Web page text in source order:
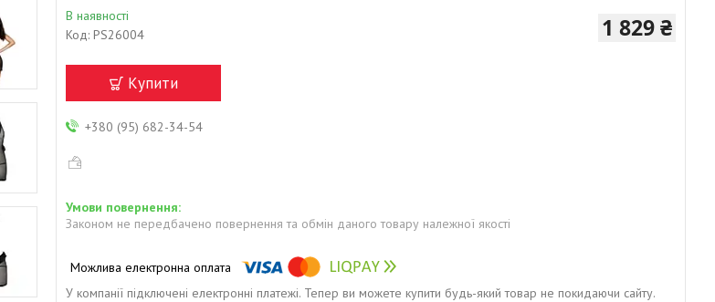
В наявності
Код: PS26004 1 829 ₴
Купити
+380 (95) 682-34-54
Законом не передбачено повернення та обмін даного товару належної якості
У компанії підключені електронні платежі. Тепер ви можете купити будь-який товар не покидаючи сайту.